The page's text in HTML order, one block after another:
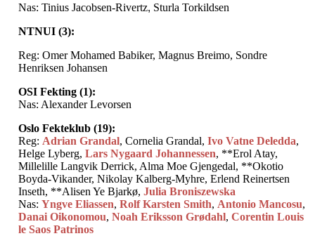
Nas: Tinius Jacobsen-Rivertz, Sturla Torkildsen
NTNUI (3):
Reg: Omer Mohamed Babiker, Magnus Breimo, Sondre
Henriksen Johansen
OSI Fekting (1):
Nas: Alexander Levorsen
Oslo Fekteklub (19):
Reg: Adrian Grandal, Cornelia Grandal, Ivo Vatne Deledda,
Helge Lyberg, Lars Nygaard Johannessen, **Erol Atay,
Millelille Langvik Derrick, Alma Moe Gjengedal, **Okotio
Boyda-Vikander, Nikolay Kalberg-Myhre, Erlend Reinertsen
Inseth, **Alisen Ye Bjarkø, Julia Broniszewska
Nas: Yngve Eliassen, Rolf Karsten Smith, Antonio Mancosu,
Danai Oikonomou, Noah Eriksson Grødahl, Corentin Louis
le Saos Patrinos